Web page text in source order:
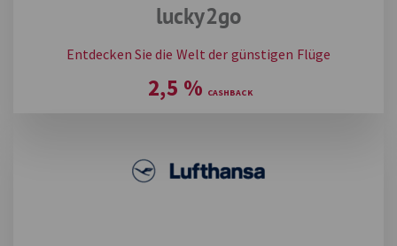
lucky2go
Entdecken Sie die Welt der günstigen Flüge
2,5 %